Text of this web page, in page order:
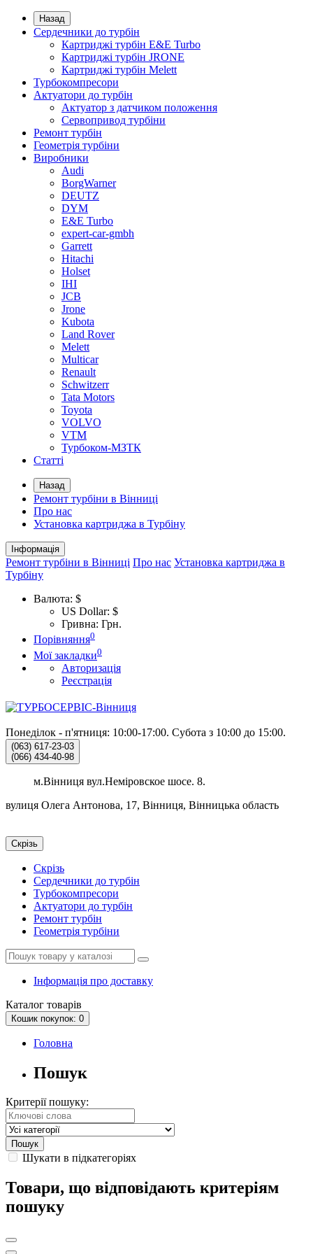
Назад
Сердечники до турбін
Картриджі турбін E&E Turbo
Картриджі турбін JRONE
Картриджі турбін Melett
Турбокомпресори
Актуатори до турбін
Актуатор з датчиком положення
Сервопривод турбіни
Ремонт турбін
Геометрія турбіни
Виробники
Audi
BorgWarner
DEUTZ
DYM
E&E Turbo
expert-car-gmbh
Garrett
Hitachi
Holset
IHI
JCB
Jrone
Kubota
Land Rover
Melett
Multicar
Renault
Schwitzerr
Tata Motors
Toyota
VOLVO
VTM
Турбоком-МЗТК
Статті
Назад
Ремонт турбіни в Вінниці
Про нас
Установка картриджа в Турбіну
Інформація
Ремонт турбіни в Вінниці Про нас Установка картриджа в
Турбіну
Валюта: $
US Dollar: $
Гривна: Грн.
Порівняння0
Мої закладки0
Авторизація
Реєстрація
Понеділок - п'ятниця: 10:00-17:00. Субота з 10:00 до 15:00.
(063) 617-23-03
(066) 434-40-98
м.Вінниця вул.Неміровское шосе. 8.
вулиця Олега Антонова, 17, Вінниця, Вінницька область
Скрізь
Скрізь
Сердечники до турбін
Турбокомпресори
Актуатори до турбін
Ремонт турбін
Геометрія турбіни
Інформація про доставку
Каталог товарів
Кошик покупок: 0
Головна
Пошук
Критерії пошуку:
Шукати в підкатегоріях
Товари, що відповідають критеріям
пошуку